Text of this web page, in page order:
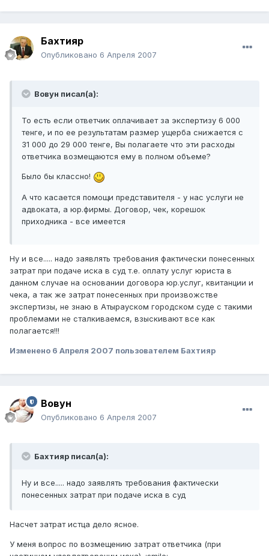
Бахтияр
Опубликовано 6 Апреля 2007
Вовун писал(а):
То есть если ответчик оплачивает за экспертизу 6 000
тенге, и по ее результатам размер ущерба снижается с
31 000 до 29 000 тенге, Вы полагаете что эти расходы
ответчика возмещаются ему в полном объеме?
Было бы классно!
А что касается помощи представителя - у нас услуги не
адвоката, а юр.фирмы. Договор, чек, корешок
приходника - все имеется
Ну и все..... надо заявлять требования фактически понесенных
затрат при подаче иска в суд т.е. оплату услуг юриста в
данном случае на основании договора юр.услуг, квитанции и
чека, а так же затрат понесенных при произвожстве
экспертизы, не знаю в Атырауском городском суде с такими
проблемами не сталкиваемся, взыскивают все как
полагается!!!
Изменено 6 Апреля 2007 пользователем Бахтияр
Вовун
Опубликовано 6 Апреля 2007
Бахтияр писал(а):
Ну и все..... надо заявлять требования фактически
понесенных затрат при подаче иска в суд
Насчет затрат истца дело ясное.
У меня вопрос по возмещению затрат ответчика (при